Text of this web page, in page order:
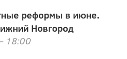
реформы в июне.
Новгород
18:00